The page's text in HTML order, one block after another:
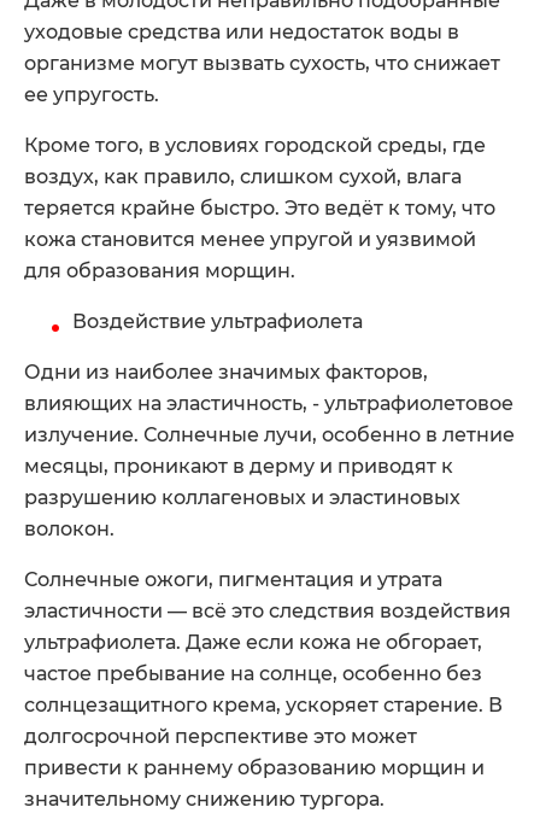
уходовые средства или недостаток воды в
организме могут вызвать сухость, что снижает
ее упругость.
Кроме того, в условиях городской среды, где
воздух, как правило, слишком сухой, влага
теряется крайне быстро. Это ведёт к тому, что
кожа становится менее упругой и уязвимой
для образования морщин.
Воздействие ультрафиолета
Одни из наиболее значимых факторов,
влияющих на эластичность, - ультрафиолетовое
излучение. Солнечные лучи, особенно в летние
месяцы, проникают в дерму и приводят к
разрушению коллагеновых и эластиновых
волокон.
Солнечные ожоги, пигментация и утрата
эластичности — всё это следствия воздействия
ультрафиолета. Даже если кожа не обгорает,
частое пребывание на солнце, особенно без
солнцезащитного крема, ускоряет старение. В
долгосрочной перспективе это может
привести к раннему образованию морщин и
значительному снижению тургора.